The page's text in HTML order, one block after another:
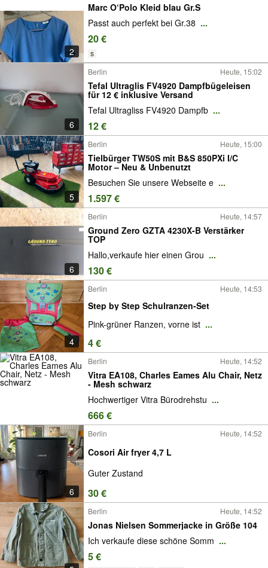
2
Marc O‘Polo Kleid blau Gr.S
Passt auch perfekt bei Gr.38 ...
20 €
s
6
Berlin Heute, 15:02
Tefal Ultraglis FV4920 Dampfbügeleisen
für 12 € inklusive Versand
Tefal Ultragliss FV4920 Dampfb ...
12 €
5
Berlin Heute, 15:00
Tielbürger TW50S mit B&S 850PXi I/C
Motor – Neu & Unbenutzt
Besuchen Sie unsere Webseite e ...
1.597 €
6
Berlin Heute, 14:57
Ground Zero GZTA 4230X-B Verstärker
TOP
Hallo,verkaufe hier einen Grou ...
130 €
4
Berlin Heute, 14:53
Step by Step Schulranzen-Set
Pink-grüner Ranzen, vorne ist ...
4 €
Berlin Heute, 14:52
Vitra EA108, Charles Eames Alu Chair, Netz
- Mesh schwarz
Hochwertiger Vitra Bürodrehstu ...
666 €
6
Berlin Heute, 14:52
Cosori Air fryer 4,7 L
Guter Zustand
30 €
Berlin Heute, 14:52
Jonas Nielsen Sommerjacke in Größe 104
Ich verkaufe diese schöne Somm ...
5 €